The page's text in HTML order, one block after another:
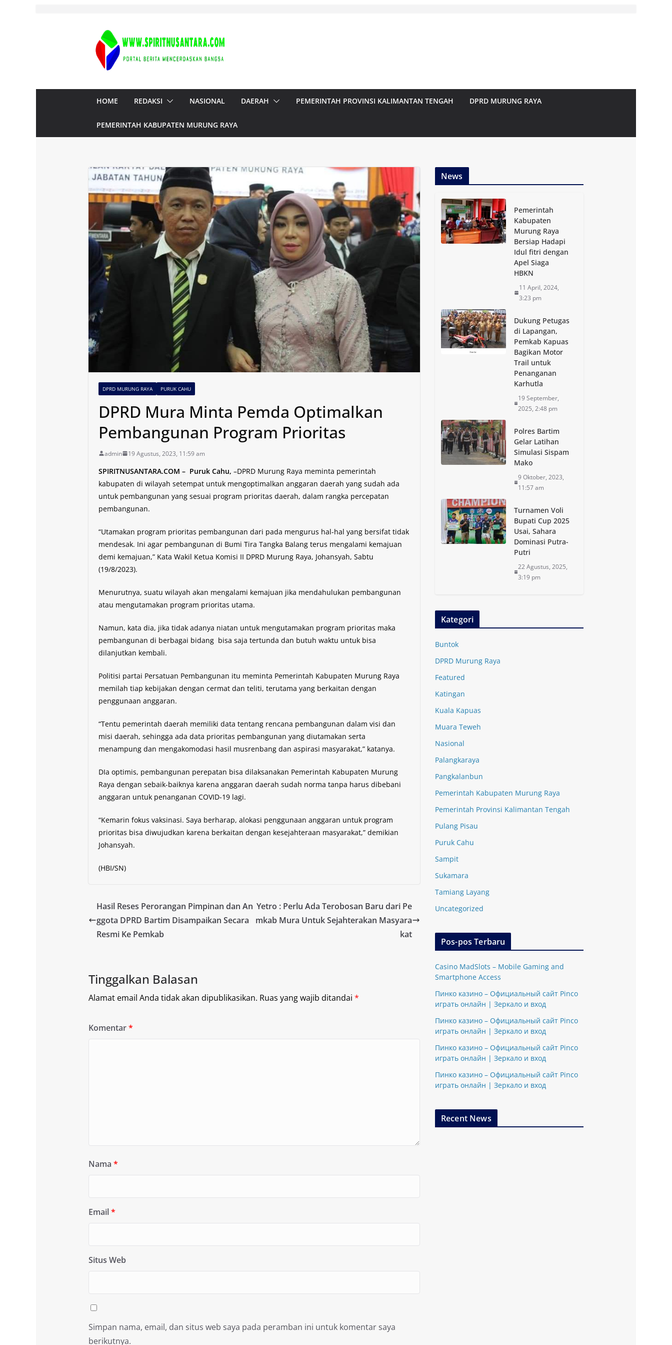
HOME REDAKSI NASIONAL DAERAH PEMERINTAH PROVINSI KALIMANTAN TENGAH DPRD MURUNG RAYA
PEMERINTAH KABUPATEN MURUNG RAYA
DPRD MURUNG RAYA PURUK CAHU
DPRD Mura Minta Pemda Optimalkan
Pembangunan Program Prioritas
admin 19 Agustus, 2023, 11:59 am
SPIRITNUSANTARA.COM – Puruk Cahu, –DPRD Murung Raya meminta pemerintah
kabupaten di wilayah setempat untuk mengoptimalkan anggaran daerah yang sudah ada
untuk pembangunan yang sesuai program prioritas daerah, dalam rangka percepatan
pembangunan.
“Utamakan program prioritas pembangunan dari pada mengurus hal-hal yang bersifat tidak
mendesak. Ini agar pembangunan di Bumi Tira Tangka Balang terus mengalami kemajuan
demi kemajuan,” Kata Wakil Ketua Komisi II DPRD Murung Raya, Johansyah, Sabtu
(19/8/2023).
Menurutnya, suatu wilayah akan mengalami kemajuan jika mendahulukan pembangunan
atau mengutamakan program prioritas utama.
Namun, kata dia, jika tidak adanya niatan untuk mengutamakan program prioritas maka
pembangunan di berbagai bidang bisa saja tertunda dan butuh waktu untuk bisa
dilanjutkan kembali.
Politisi partai Persatuan Pembangunan itu meminta Pemerintah Kabupaten Murung Raya
memilah tiap kebijakan dengan cermat dan teliti, terutama yang berkaitan dengan
penggunaan anggaran.
“Tentu pemerintah daerah memiliki data tentang rencana pembangunan dalam visi dan
misi daerah, sehingga ada data prioritas pembangunan yang diutamakan serta
menampung dan mengakomodasi hasil musrenbang dan aspirasi masyarakat,” katanya.
DIa optimis, pembangunan perepatan bisa dilaksanakan Pemerintah Kabupaten Murung
Raya dengan sebaik-baiknya karena anggaran daerah sudah norma tanpa harus dibebani
anggaran untuk penanganan COVID-19 lagi.
“Kemarin fokus vaksinasi. Saya berharap, alokasi penggunaan anggaran untuk program
prioritas bisa diwujudkan karena berkaitan dengan kesejahteraan masyarakat,” demikian
Johansyah.
(HBI/SN)
Hasil Reses Perorangan Pimpinan dan An
ggota DPRD Bartim Disampaikan Secara
Resmi Ke Pemkab
Yetro : Perlu Ada Terobosan Baru dari Pe
mkab Mura Untuk Sejahterakan Masyara
kat
Tinggalkan Balasan
Alamat email Anda tidak akan dipublikasikan. Ruas yang wajib ditandai *
Komentar*
Nama *
Email*
Situs Web
Simpan nama, email, dan situs web saya pada peramban ini untuk komentar saya
berikutnya.
News
Pemerintah
Kabupaten
Murung Raya
Bersiap Hadapi
Idul fitri dengan
Apel Siaga
HBKN
11 April, 2024,
3:23 pm
Dukung Petugas
di Lapangan,
Pemkab Kapuas
Bagikan Motor
Trail untuk
Penanganan
Karhutla
19 September,
2025, 2:48 pm
Polres Bartim
Gelar Latihan
Simulasi Sispam
Mako
9 Oktober, 2023,
11:57 am
Turnamen Voli
Bupati Cup 2025
Usai, Sahara
Dominasi Putra-
Putri
22 Agustus, 2025,
3:19 pm
Kategori
Buntok
DPRD Murung Raya
Featured
Katingan
Kuala Kapuas
Muara Teweh
Nasional
Palangkaraya
Pangkalanbun
Pemerintah Kabupaten Murung Raya
Pemerintah Provinsi Kalimantan Tengah
Pulang Pisau
Puruk Cahu
Sampit
Sukamara
Tamiang Layang
Uncategorized
Pos-pos Terbaru
Casino MadSlots – Mobile Gaming and
Smartphone Access
Пинко казино – Официальный сайт Pinco
играть онлайн | Зеркало и вход
Пинко казино – Официальный сайт Pinco
играть онлайн | Зеркало и вход
Пинко казино – Официальный сайт Pinco
играть онлайн | Зеркало и вход
Пинко казино – Официальный сайт Pinco
играть онлайн | Зеркало и вход
Recent News